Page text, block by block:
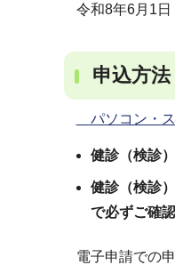
令和8年6月1
申込方法
パソコン・ス
健診（検診
健診（検診
で必ずご確
電子申請での
こ
か
ら